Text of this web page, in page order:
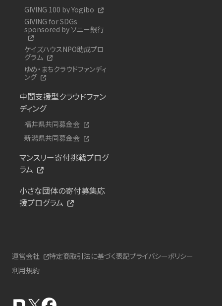
GIVING 100 by Yogibo
GIVING for SDGs
sponsored by ソニー銀行
ケイズハウスNPO助成プロ
グラム
ゆめ・まちクラウドファンディ
ング
中間支援型クラウドファン
ディング
福井県共同募金会
新潟県共同募金会
マンスリー寄付挑戦プログ
ラム
小さな団体の寄付募集応
援プログラム
運営会社 特定商取引法に基づく表記プライバシーポリシー
利用規約